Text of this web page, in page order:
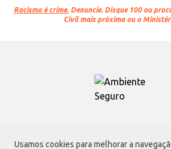
Usamos cookies para melhorar a
Racismo é crime. Denuncie. Disque 100 ou
Civil mais próxima ou o
Atacadão S.A.